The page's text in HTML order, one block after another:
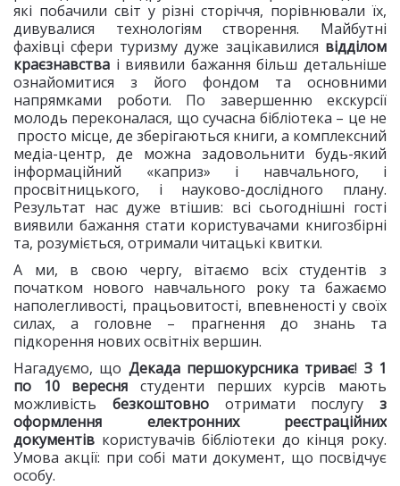
які побачили світ у різні сторіччя, порівнювали їх,
дивувалися технологіям створення. Майбутні
фахівці сфери туризму дуже зацікавилися відділом
краєзнавства і виявили бажання більш детальніше
ознайомитися з його фондом та основними
напрямками роботи. По завершенню екскурсії
молодь переконалася, що сучасна бібліотека – це не
просто місце, де зберігаються книги, а комплексний
медіа-центр, де можна задовольнити будь-який
інформаційний «каприз» і навчального, і
просвітницького, і науково-дослідного плану.
Результат нас дуже втішив: всі сьогоднішні гості
виявили бажання стати користувачами книгозбірні
та, розуміється, отримали читацькі квитки.
А ми, в свою чергу, вітаємо всіх студентів з
початком нового навчального року та бажаємо
наполегливості, працьовитості, впевненості у своїх
силах, а головне – прагнення до знань та
підкорення нових освітніх вершин.
Нагадуємо, що Декада першокурсника триває! З 1
по 10 вересня студенти перших курсів мають
можливість безкоштовноотримати послугу з
оформлення електронних реєстраційних
документів користувачів бібліотеки до кінця року.
Умова акції: при собі мати документ, що посвідчує
особу.